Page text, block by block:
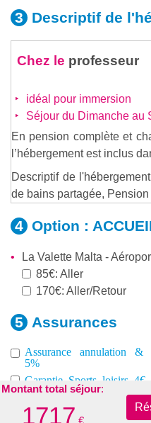
Descriptif de
Chez le professeur
idéal pour immersion
Séjour du Dimanche au
En pension complète et
l’hébergement est inclus
Descriptif de
de bains partagée,
Option :
La Valette Malta -
85€: Aller
170€: Aller/Retour
Assurances
Assurance annulation &
5%
Garantie Sports loisirs 4€
Assistance Médicale UE
Montant total séjour:
1717 €